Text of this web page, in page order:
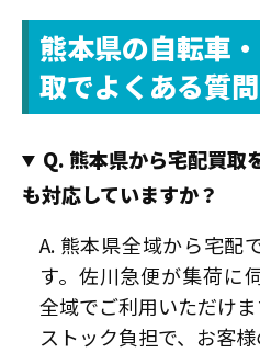
熊本県の自転車
取でよくある質問
Q. 熊本県から宅配買取
も対応していますか？
A. 熊本県全域から宅配
す。佐川急便が集荷に
全域でご利用いただけ
ストック負担で、お客様